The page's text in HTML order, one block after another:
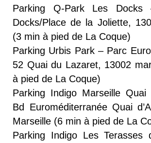
Parking Q-Park Les
Docks/Place de la Joliette,
(3 min à pied de La Coque)
Parking Urbis Park – Parc
52 Quai du Lazaret, 13002
à pied de La Coque)
Parking Indigo Marseille Quai
Bd Euroméditerranée Quai
Marseille (6 min à pied de La
Parking Indigo Les